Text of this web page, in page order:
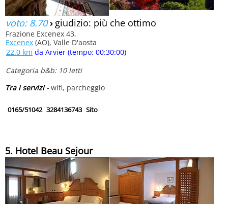
voto: 8.70› giudizio: più che ottimo
Frazione Excenex 43,
Excenex (AO), Valle D'aosta
22.0 km da Arvier (tempo: 00:30:00)
Categoria b&b: 10 letti
Tra i servizi -wifi, parcheggio
0165/51042 3284136743 Sito
5. Hotel Beau Sejour